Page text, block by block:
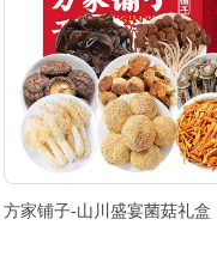
方家铺子-山川盛宴菌菇礼盒